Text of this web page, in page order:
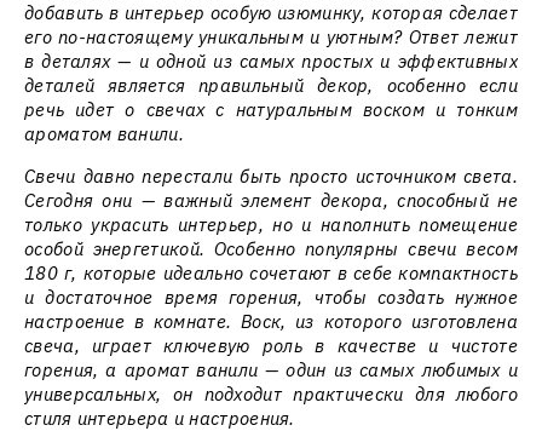
добавить в интерьер особую изюминку, которая сделает
его по-настоящему уникальным и уютным? Ответ лежит
в деталях — и одной из самых простых и эффективных
деталей является правильный декор, особенно если
речь идет о свечах с натуральным воском и тонким
ароматом ванили.
Свечи давно перестали быть просто источником света.
Сегодня они — важный элемент декора, способный не
только украсить интерьер, но и наполнить помещение
особой энергетикой. Особенно популярны свечи весом
180 г, которые идеально сочетают в себе компактность
и достаточное время горения, чтобы создать нужное
настроение в комнате. Воск, из которого изготовлена
свеча, играет ключевую роль в качестве и чистоте
горения, а аромат ванили — один из самых любимых и
универсальных, он подходит практически для любого
стиля интерьера и настроения.